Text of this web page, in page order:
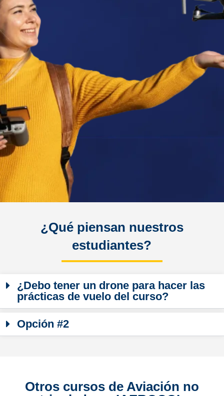
¿Qué piensan nuestros
estudiantes?
¿Debo tener un drone para hacer las
prácticas de vuelo del curso?
Opción #2
Otros cursos de Aviación no